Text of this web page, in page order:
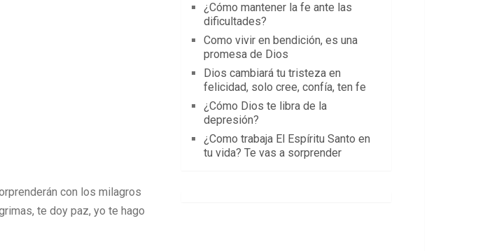
con los milagros
te doy paz, yo te hago
¿Cómo mantener la fe ante las
dificultades?
Como vivir en bendición, es una
promesa de Dios
Dios cambiará tu tristeza en
felicidad, solo cree, confía, ten fe
¿Cómo Dios te libra de la
depresión?
¿Como trabaja El Espíritu Santo en
tu vida? Te vas a sorprender